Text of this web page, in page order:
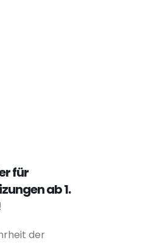
für
ab 1.
der